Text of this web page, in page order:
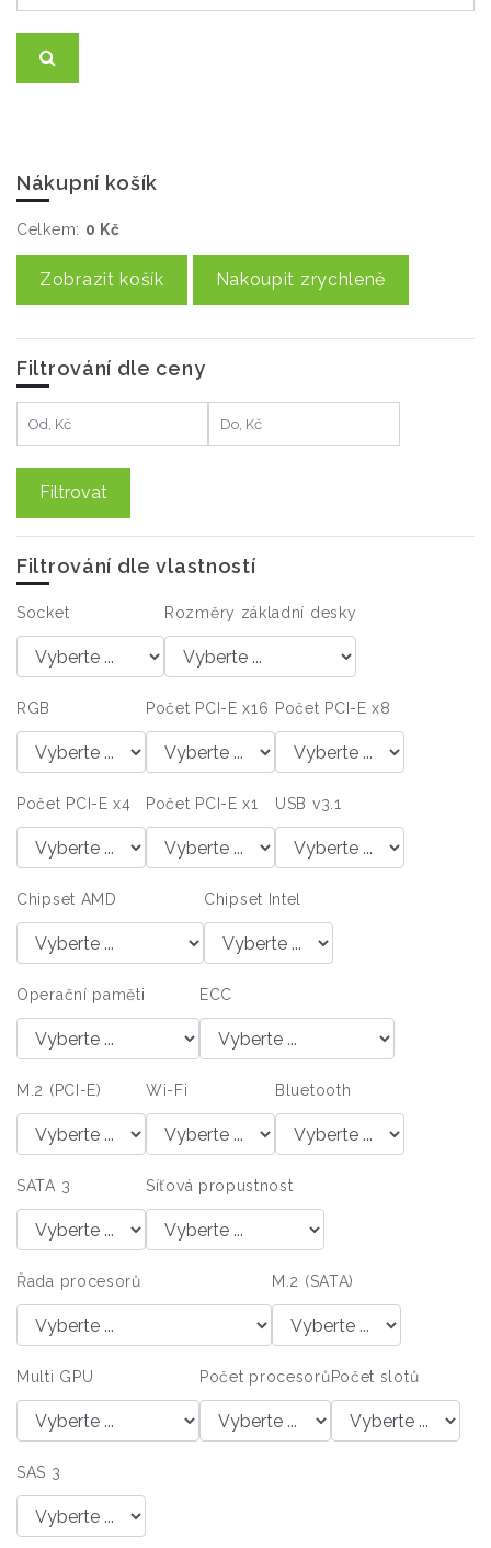
Nákupní košík
Celkem: 0 Kč
Zobrazit košík Nakoupit zrychleně
Filtrování dle ceny
Filtrovat
Filtrování dle vlastností
Socket Rozměry základní desky
RGB Počet PCI-E x16 Počet PCI-E x8
Počet PCI-E x4 Počet PCI-E x1 USB v3.1
Chipset AMD Chipset Intel
Operační paměti ECC
M.2 (PCI-E) Wi-Fi Bluetooth
SATA 3 Síťová propustnost
Řada procesorů M.2 (SATA)
Multi GPU Počet procesorůPočet slotů
SAS 3